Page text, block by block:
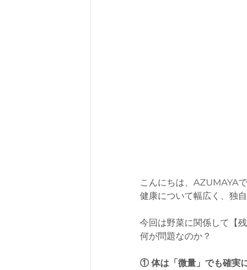
こんにちは、AZUMAYAで
健康について幅広く、独
今回は野菜に関係して【残
何が問題なのか？
① 体は「微量」でも確実